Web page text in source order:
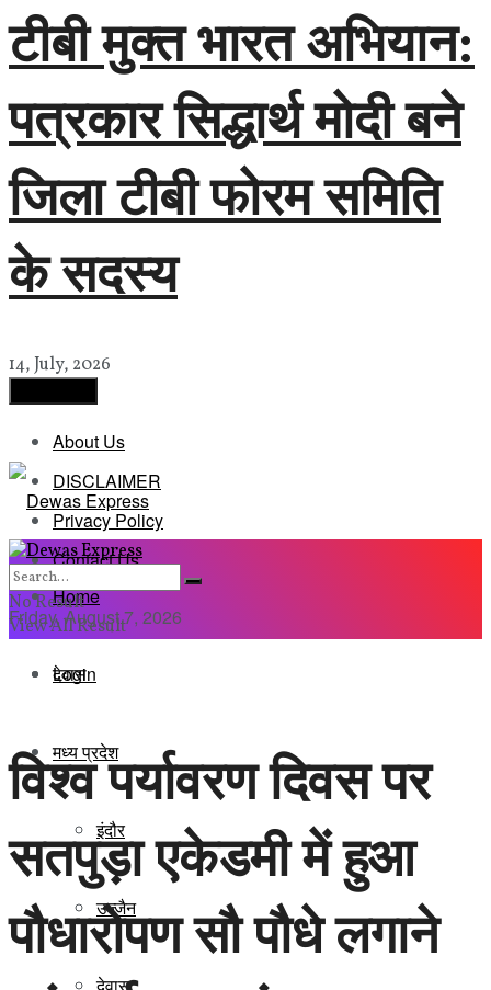
टीबी मुक्त भारत अभियान:
पत्रकार सिद्धार्थ मोदी बने
जिला टीबी फोरम समिति
के सदस्य
14, July, 2026
About Us
DISCLAIMER
Privacy Policy
Contact Us
Friday, August 7, 2026
Login
Home
देवास
मध्य प्रदेश
इंदौर
उज्जैन
देवास
No Result
View All Result
विश्व पर्यावरण दिवस पर
सतपुड़ा एकेडमी में हुआ
पौधारोपण सौ पौधे लगाने